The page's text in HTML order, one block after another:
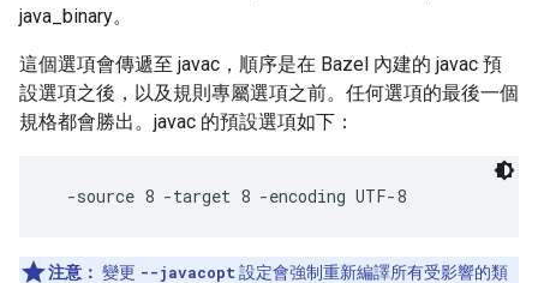
java_binary。
這個選項會傳遞至 javac，順序是在 Bazel 內建的 javac 預
設選項之後，以及規則專屬選項之前。任何選項的最後一個
規格都會勝出。javac 的預設選項如下：
注意： 變更 --javacopt 設定會強制重新編譯所有受影響的類